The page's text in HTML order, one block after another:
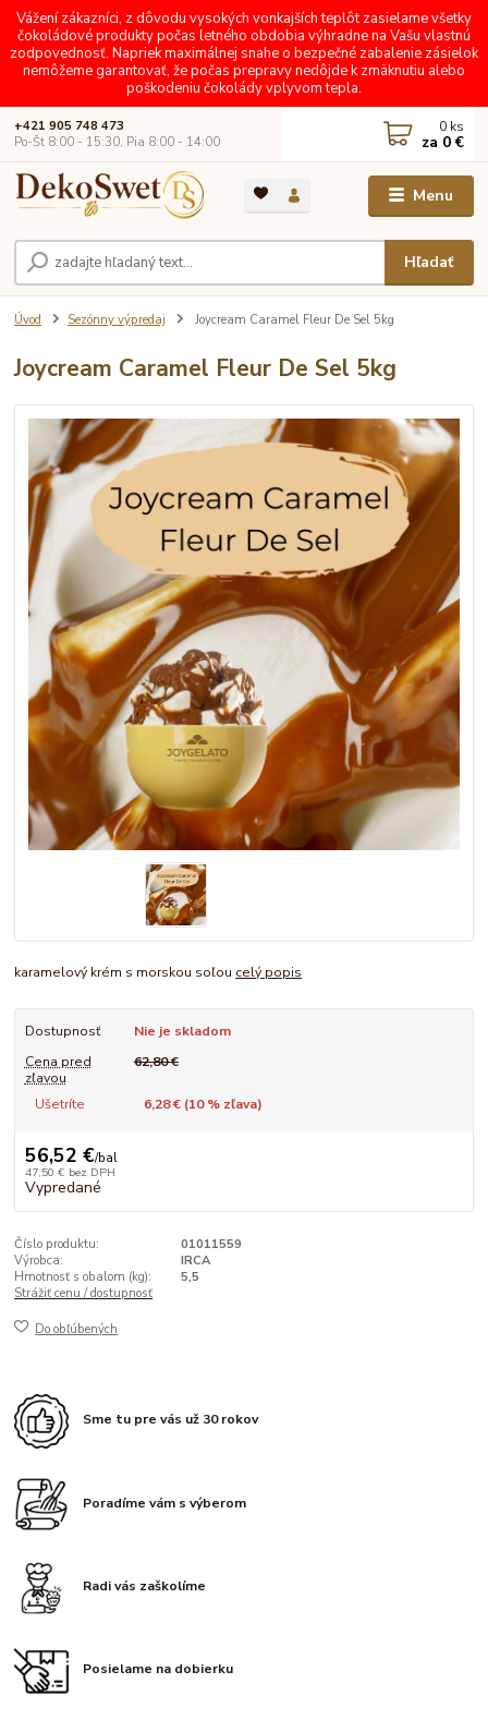
Vážení zákazníci, z dôvodu vysokých vonkajších teplôt zasielame všetky
čokoládové produkty počas letného obdobia výhradne na Vašu vlastnú
zodpovednosť. Napriek maximálnej snahe o bezpečné zabalenie zásielok
nemôžeme garantovať, že počas prepravy nedôjde k zmäknutiu alebo
poškodeniu čokolády vplyvom tepla.
Menu
Hľadať
+421 905 748 473
Po-Št 8:00 - 15:30, Pia 8:00 - 14:00
0 ks
za 0 €
Úvod Sezónny výpredaj Joycream Caramel Fleur De Sel 5kg
Joycream Caramel Fleur De Sel 5kg
karamelový krém s morskou soľou celý popis
Dostupnosť
Nie je skladom
Cena pred
zľavou
62,80 €
Ušetríte 6,28 € (10% zľava)
56,52 €/bal
47,50 € bez DPH
Vypredané
Číslo produktu:
01011559
Výrobca:
IRCA
Hmotnosť s obalom (kg):
5,5
Strážiť cenu / dostupnosť
Do obľúbených
Sme tu pre vás už 30 rokov
Poradíme vám s výberom
Radi vás zaškolíme
Posielame na dobierku